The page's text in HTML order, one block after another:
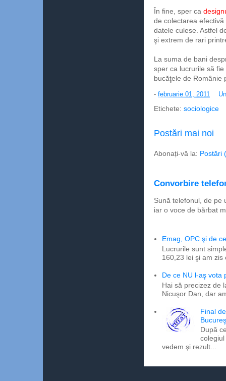
În fine, sper ca
de colectarea
datele culese. Astfel
şi extrem de rari
La suma de bani
sper ca lucrurile să
bucăţele de
- februarie 01, 2011
Etichete: sociologice
Postări mai noi
Abonați-vă la: Postări
Convorbire
Sună telefonul, de pe
iar o voce de bărbat
Emag, OPC şi de
Lucrurile sunt
160,23 lei şi am
De ce NU l-aş vota
Hai să precizez de
Nicuşor Dan, dar
Final
După
vedem şi rezult...